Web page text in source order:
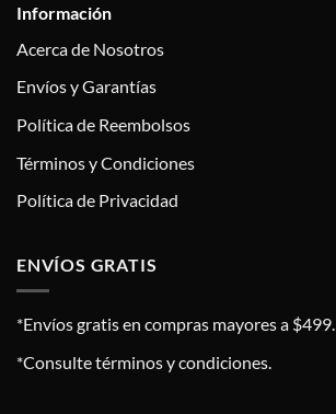
Información
Acerca de Nosotros
Envíos y Garantías
Política de Reembolsos
Términos y Condiciones
Política de Privacidad
ENVÍOS GRATIS
*Envíos gratis en compras mayores a $499.
*Consulte términos y condiciones.